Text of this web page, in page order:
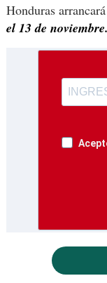
Honduras
el 13 de noviembre.